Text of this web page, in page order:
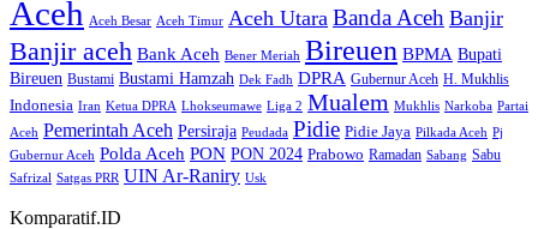
Aceh Aceh Besar Aceh Timur Aceh Utara Banda Aceh Banjir
Banjir aceh Bank Aceh Bener Meriah Bireuen BPMA Bupati
Bireuen Bustami Bustami Hamzah Dek Fadh DPRA Gubernur Aceh H. Mukhlis
Indonesia Iran Ketua DPRA Lhokseumawe Liga 2 Mualem Mukhlis Narkoba Partai
Aceh Pemerintah Aceh Persiraja Peudada Pidie Pidie Jaya Pilkada Aceh Pj
Gubernur Aceh Polda Aceh PON PON 2024 Prabowo Ramadan Sabang Sabu
Safrizal Satgas PRR UIN Ar-Raniry Usk
Komparatif.ID